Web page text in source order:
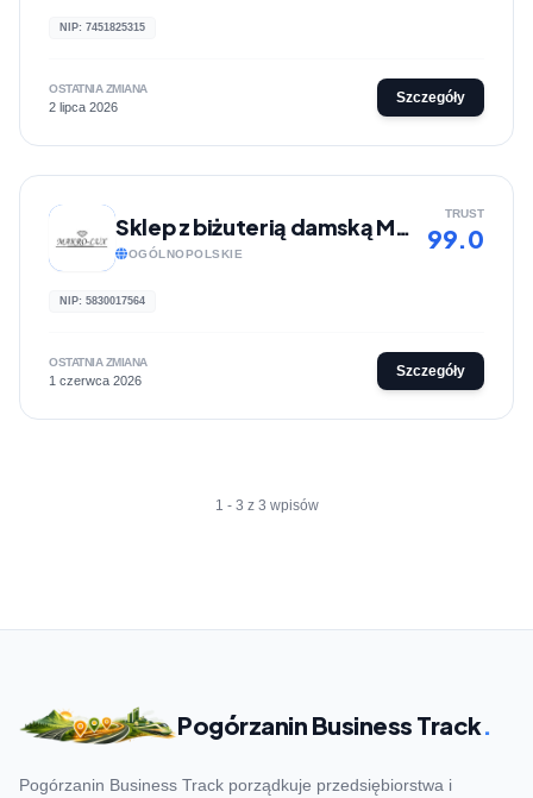
NIP: 7451825315
OSTATNIA ZMIANA
2 lipca 2026
Szczegóły
Sklep z biżuterią damską MAKRO-LUX
OGÓLNOPOLSKIE
TRUST
99.0
NIP: 5830017564
OSTATNIA ZMIANA
1 czerwca 2026
Szczegóły
1 - 3 z 3 wpisów
Pogórzanin Business Track.
Pogórzanin Business Track porządkuje przedsiębiorstwa i